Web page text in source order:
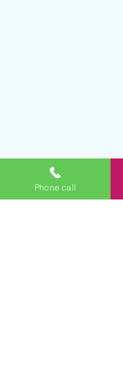
Phone call